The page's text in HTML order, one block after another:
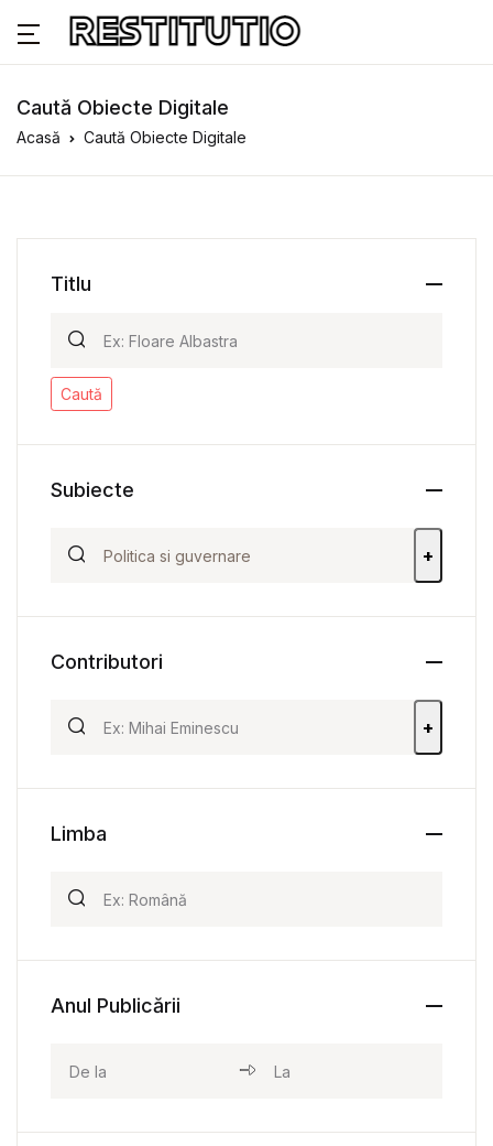
Caută Obiecte Digitale
Acasă Caută Obiecte Digitale
Titlu
Caută
Subiecte
+
Contributori
+
Limba
Anul Publicării